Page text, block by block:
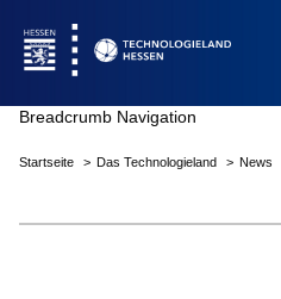
Breadcrumb Navigation
Startseite Das Technologieland News